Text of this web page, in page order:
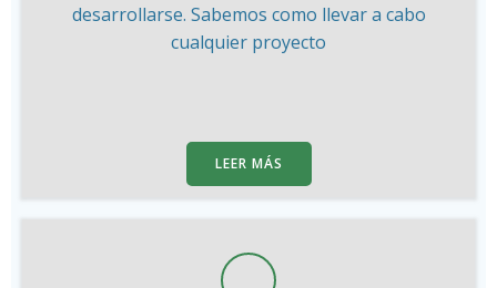
desarrollarse. Sabemos como llevar a cabo
cualquier proyecto
LEER MÁS